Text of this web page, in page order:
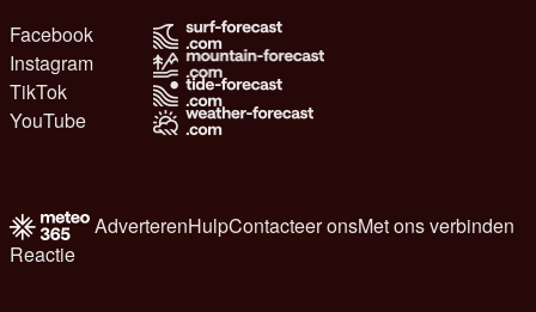
Facebook
Instagram
TikTok
YouTube
AdverterenHulpContacteer onsMet ons verbinden
Reactie